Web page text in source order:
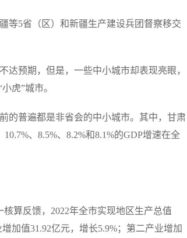
5省（区）和新疆生产建设兵团督察移交
预期，但是，一些中小城市却表现亮眼，
虎”城市。
普遍都是非省会的中小城市。其中，甘肃
、8.5%、8.2%和8.1%的GDP增速在全
算反馈，2022年全市实现地区生产总值
加值31.92亿元，增长5.9%；第二产业增加